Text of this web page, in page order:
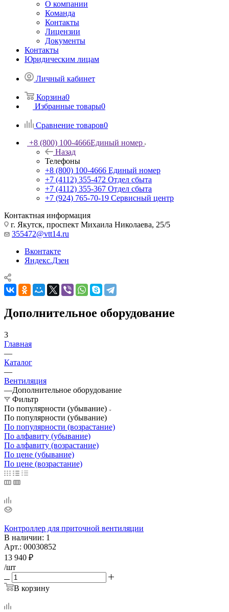
О компании
Команда
Контакты
Лицензии
Документы
Контакты
Юридическим лицам
Личный кабинет
Корзина0
Избранные товары0
Сравнение товаров0
+8 (800) 100-4666Единый номер
Назад
Телефоны
+8 (800) 100-4666 Единый номер
+7 (4112) 355-472 Отдел сбыта
+7 (4112) 355-367 Отдел сбыта
+7 (924) 765-70-19 Сервисный центр
Контактная информация
г. Якутск, проспект Михаила Николаева, 25/5
355472@vtt14.ru
Вконтакте
Яндекс.Дзен
Дополнительное оборудование
3
Главная
—
Каталог
—
Вентиляция
—Дополнительное оборудование
Фильтр
По популярности (убывание)
По популярности (убывание)
По популярности (возрастание)
По алфавиту (убывание)
По алфавиту (возрастание)
По цене (убывание)
По цене (возрастание)
Контроллер для приточной вентиляции
В наличии: 1
Арт.: 00030852
13 940 ₽
/шт
В корзину